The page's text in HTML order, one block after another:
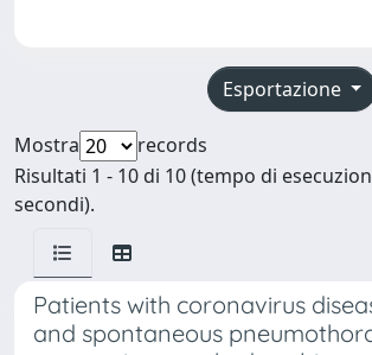
Esportazione
Mostra
records
Risultati 1 - 10 di 10 (tempo di
secondi).
Patients with coronavirus
and spontaneous